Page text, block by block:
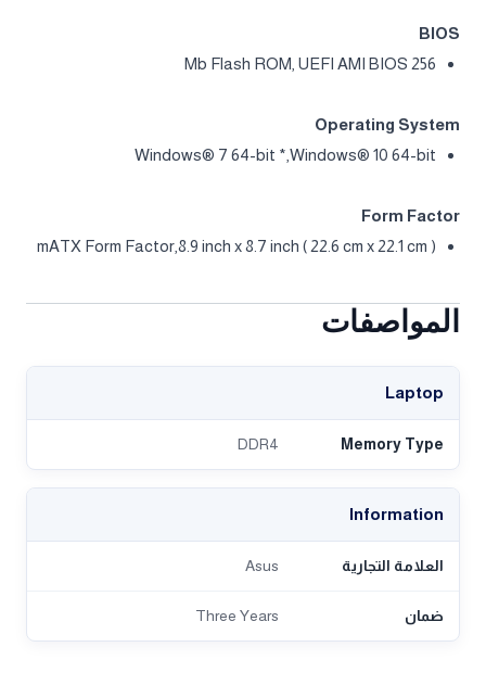
BIOS
256 Mb Flash ROM, UEFI AMI BIOS
Operating System
Windows® 7 64-bit *,Windows® 10 64-bit
Form Factor
mATX Form Factor,8.9 inch x 8.7 inch ( 22.6 cm x 22.1 cm )
المواصفات
Laptop
Memory Type
DDR4
Information
العلامة التجارية Asus
ضمان Three Years